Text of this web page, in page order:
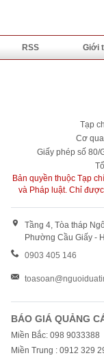
RSS Giới
Tạp
Cơ
Giấy phép số 80/
Bản quyền thuộc Tạp
và Pháp luật. Chỉ
Tầng 4, Tòa tháp
Phường Cầu Giấy -
0903 405 146
BÁO GIÁ QUẢNG
Miền Bắc: 098 9033388
Miền Trung : 0912 329